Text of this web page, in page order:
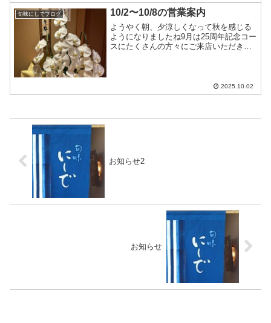
旬味にしでブログ 10/2〜10/8の営業案内
ようやく朝、夕涼しくなって秋を感じる
ようになりましたね9月は25周年記念コー
スにたくさんの方々にご来店いただき、
2025.10.02
お知らせ2
お知らせ